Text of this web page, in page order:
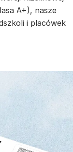
A+), nasze
i placówek